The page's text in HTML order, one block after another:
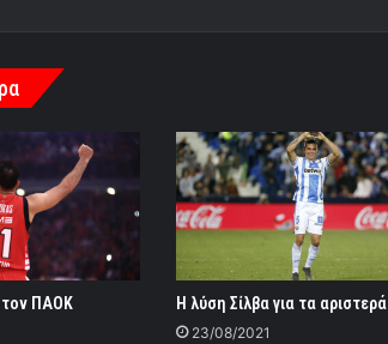
τον ΠΑΟΚ Η λύση Σίλβα για τα αριστερά
23/08/2021